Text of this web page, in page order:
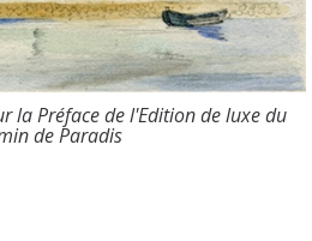
la Préface de l'Edition de luxe du
de Paradis